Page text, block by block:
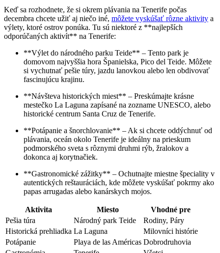
Keď sa rozhodnete, že si okrem plávania na Tenerife počas
decembra chcete užiť aj niečo iné, môžete vyskúšať rôzne aktivity a
výlety, ktoré ostrov ponúka. Tu sú niektoré z **najlepších
odporúčaných aktivít** na Tenerife:
**Výlet do národného parku Teide** – Tento park je
domovom najvyššia hora Španielska, Pico del Teide. Môžete
si vychutnať pešie túry, jazdu lanovkou alebo len obdivovať
fascinujúcu krajinu.
**Návšteva historických miest** – Preskúmajte krásne
mestečko La Laguna zapísané na zozname UNESCO, alebo
historické centrum Santa Cruz de Tenerife.
**Potápanie a šnorchlovanie** – Ak si chcete oddýchnuť od
plávania, oceán okolo Tenerife je ideálny na prieskum
podmorského sveta s rôznymi druhmi rýb, žralokov a
dokonca aj korytnačiek.
**Gastronomické zážitky** – Ochutnajte miestne špeciality v
autentických reštauráciách, kde môžete vyskúšať pokrmy ako
papas arrugadas alebo kanárskych mojos.
Aktivita Miesto
Vhodné pre
Pešia túra
Národný park Teide
Rodiny, Páry
Historická prehliadka La Laguna
Milovníci histórie
Potápanie
Playa de las Américas Dobrodruhovia